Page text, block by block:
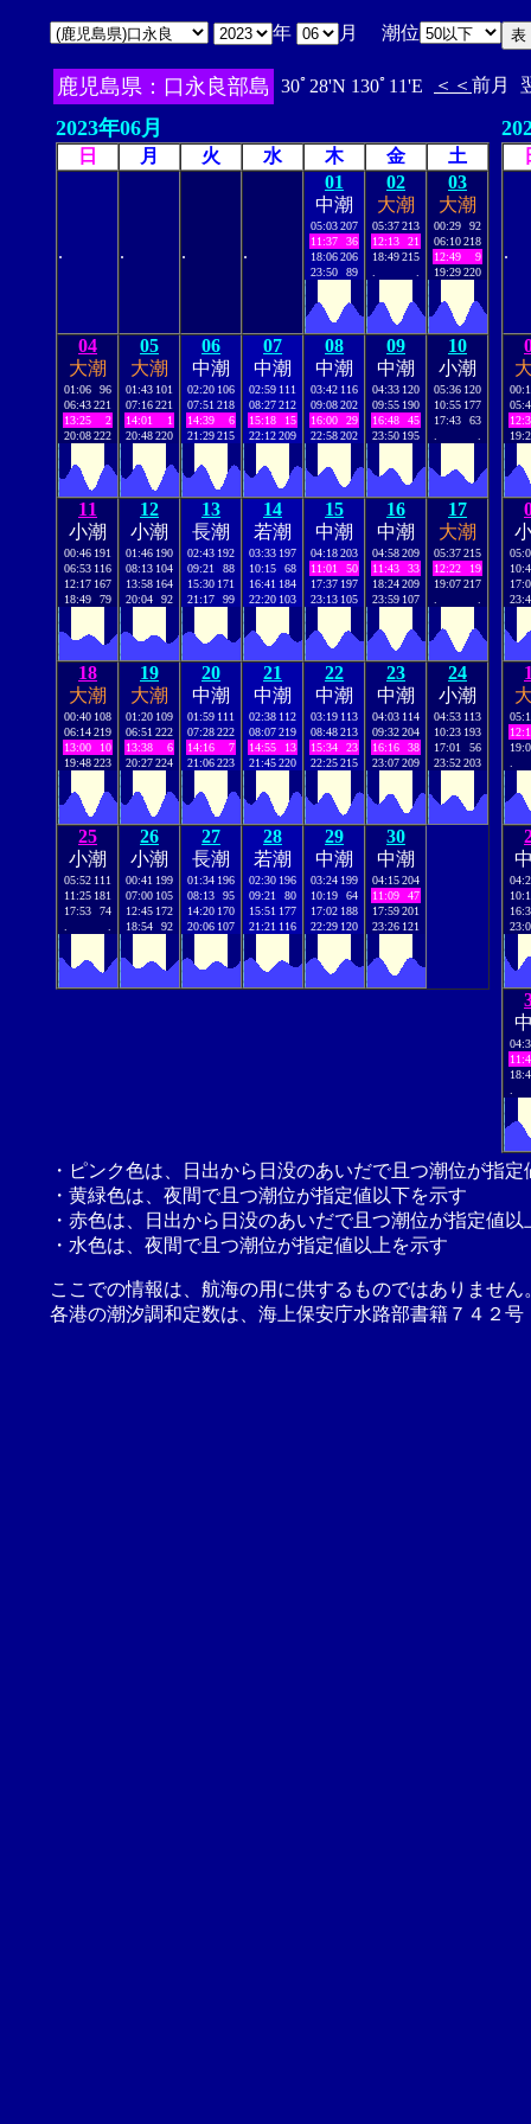
年 月 潮位
鹿児島県：口永良部島 30ﾟ28'N 130ﾟ11'E ＜＜ 前月
2023年06月
日 月 火 水 木 金 土
. . . .
01
中潮
05:03207
11:37
36
18:06206
23:50
89
02
大潮
05:37213
12:13
21
18:49215
03
大潮
00:29
92
06:10218
12:49
9
19:29220
04
大潮
01:06
96
06:43221
13:25
2
20:08222
05
大潮
01:43 101
07:16221
14:01
1
20:48220
06
中潮
02:20 106
07:51 218
14:39
6
21:29215
07
中潮
02:59 111
08:27212
15:18
15
22:12209
08
中潮
03:42 116
09:08202
16:00
29
22:58202
09
中潮
04:33 120
09:55 190
16:48
45
23:50 195
10
小潮
05:36 120
10:55 177
17:43
63
11
小潮
00:46 191
06:53 116
12:17 167
18:49
79
12
小潮
01:46 190
08:13 104
13:58 164
20:04
92
13
長潮
02:43 192
09:21
88
15:30 171
21:17
99
14
若潮
03:33 197
10:15
68
16:41 184
22:20 103
15
中潮
04:18203
11:01
50
17:37 197
23:13 105
16
中潮
04:58209
11:43
33
18:24209
23:59 107
17
大潮
05:37215
12:22
19
19:07217
18
大潮
00:40 108
06:14219
13:00
10
19:48223
19
大潮
01:20 109
06:51 222
13:38
6
20:27224
20
中潮
01:59 111
07:28222
14:16
7
21:06223
21
中潮
02:38 112
08:07219
14:55
13
21:45220
22
中潮
03:19 113
08:48213
15:34
23
22:25215
23
中潮
04:03 114
09:32204
16:16
38
23:07209
24
小潮
04:53 113
10:23 193
17:01
56
23:52203
25
小潮
05:52 111
11:25 181
17:53
74
26
小潮
00:41 199
07:00 105
12:45 172
18:54
92
27
長潮
01:34 196
08:13
95
14:20 170
20:06 107
28
若潮
02:30 196
09:21
80
15:51 177
21:21 116
29
中潮
03:24 199
10:19
64
17:02 188
22:29 120
30
中潮
04:15204
11:09
47
17:59201
23:26 121
.
・ピンク色は、日出から日没のあいだで且つ潮位が指
・黄緑色は、夜間で且つ潮位が指定値以下を示す
・赤色は、日出から日没のあいだで且つ潮位が指定値以
・水色は、夜間で且つ潮位が指定値以上を示す
ここでの情報は、航海の用に供するものではありませ
各港の潮汐調和定数は、海上保安庁水路部書籍７４２